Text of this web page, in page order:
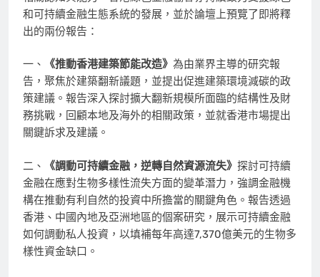
和可持續金融生態系統的發展，並於論壇上預覽了即將釋
出的兩份報告：
一、 《推動香港建築節能改造》 為由業界主導的研究報
告，聚焦於建築翻新議題，並提出促進建築環境減碳的政
策建議。報告深入探討擴大翻新規模所面臨的結構性及財
務挑戰，回顧本地及海外的相關政策，並就香港市場提出
關鍵訴求及建議。
二、 《調動可持續金融，逆轉自然資源流失》 探討可持續
金融在應對生物多樣性流失方面的變革潛力，強調金融機
構在推動有利自然的投資中所擔當的關鍵角色。報告透過
香港、中國內地及亞洲地區的個案研究，展示可持續金融
如何調動私人投資，以填補每年高達7,370億美元的生物多
樣性資金缺口。